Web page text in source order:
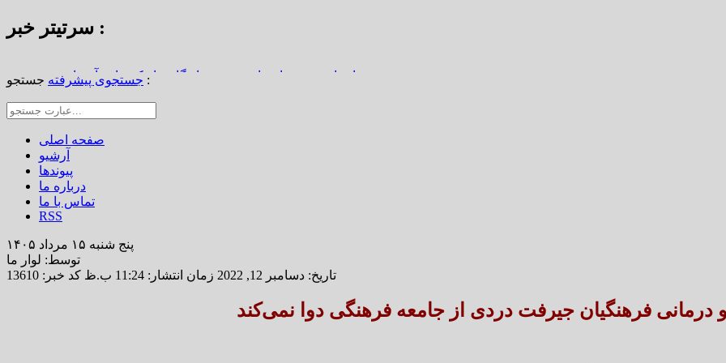
سرتیتر خبر :
استاد محمد نواب‌زاده، چهره ماندگار دیار کریمان، آسمانی شد
تعارض قوانین؛ مانع پنهان سنددار شدن بخش بزرگی از املاک/ ضرورت تجدیدنظر در ضوابط احراز تصرفات مالکانه
طنین شعر عاشورایی در بزرگ‌ترین خانه خشتی جهان / سوگواره ملی چشمه‌سار در رفسنجان
جستجوی پیشرفته جستجو :
صفحه اصلی
آرشیو
پیوندها
درباره ما
تماس با ما
RSS
پنج شنبه ۱۵ مرداد ۱۴۰۵
توسط: لوار ما
تاریخ: دسامبر 12, 2022 زمان انتشار: 11:24 ب.ظ
کد خبر: 13610